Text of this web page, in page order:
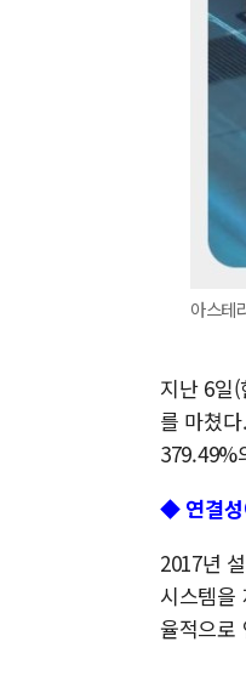
아스테
지난 6일
를 마쳤
379.49%
◆ 연결성
2017년
시스템을
율적으로